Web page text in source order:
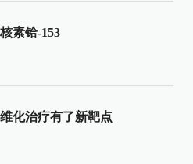
素铪-153
化治疗有了新靶点